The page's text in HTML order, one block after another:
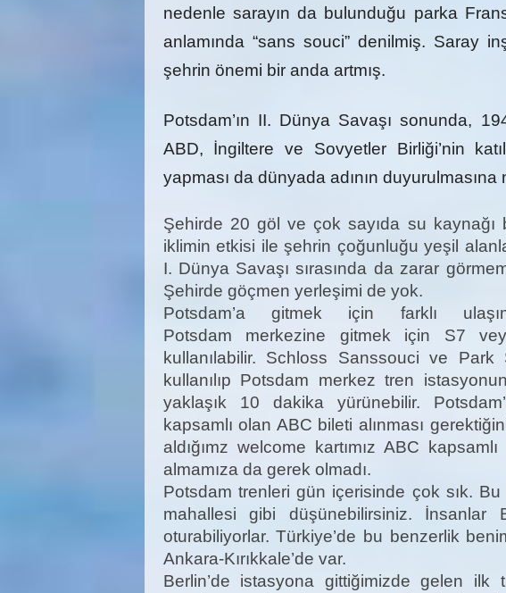
nedenle sarayın da bulunduğu parka
anlamında “sans souci” denilmiş. Saray
şehrin önemi bir anda artmış.
Potsdam’ın II. Dünya Savaşı sonunda,
ABD, İngiltere ve Sovyetler Birliği’nin
yapması da dünyada adının
Şehirde 20 göl ve çok sayıda su kaynağı
iklimin etkisi ile şehrin çoğunluğu yeşil
I. Dünya Savaşı sırasında da zarar
Şehirde göçmen yerleşimi de yok.
Potsdam’a gitmek için farklı
Potsdam merkezine gitmek için S7
kullanılabilir. Schloss Sanssouci ve
kullanılıp Potsdam merkez tren
yaklaşık 10 dakika yürünebilir.
kapsamlı olan ABC bileti alınması
aldığımz welcome kartımız ABC
almamıza da gerek olmadı.
Potsdam trenleri gün içerisinde çok sık.
mahallesi gibi düşünebilirsiniz. İnsanlar
oturabiliyorlar. Türkiye’de bu benzerlik
Ankara-Kırıkkale’de var.
Berlin’de istasyona gittiğimizde gelen